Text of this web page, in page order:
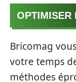
OPTIMISER
Bricomag
votre temps
méthodes